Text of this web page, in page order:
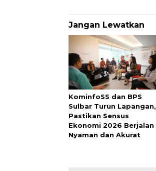
Jangan Lewatkan
KominfoSS dan BPS
Sulbar Turun Lapangan,
Pastikan Sensus
Ekonomi 2026 Berjalan
Nyaman dan Akurat